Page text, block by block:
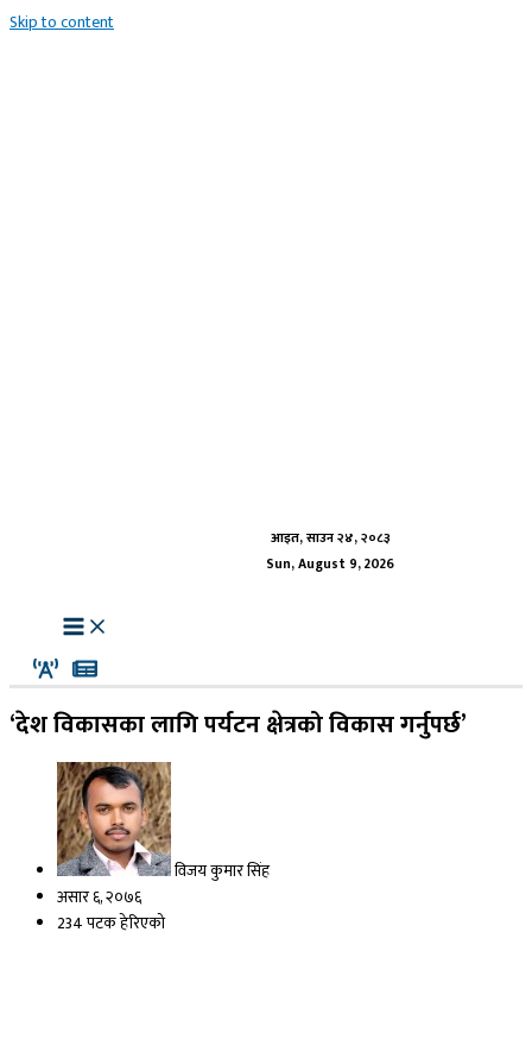
Skip to content
आइत, साउन २४, २०८३
Sun, August 9, 2026
‘देश विकासका लागि पर्यटन क्षेत्रको विकास गर्नुपर्छ’
विजय कुमार सिंह
असार ६, २०७६
234 पटक हेरिएको